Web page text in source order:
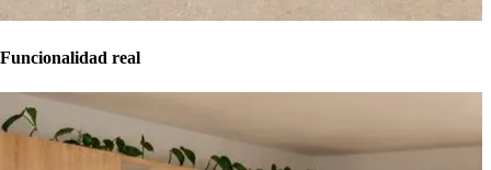
Funcionalidad real